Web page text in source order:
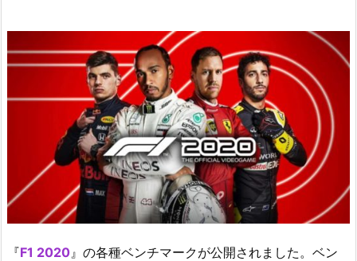
『F1 2020 』の各種ベンチマークが公開されました。ベン